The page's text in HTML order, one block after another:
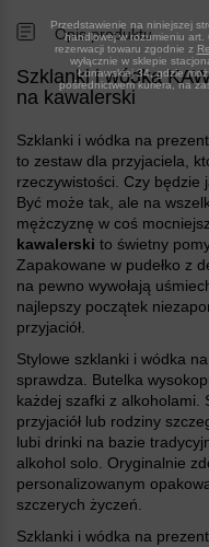
Przedstawienie na niniejszej
handlowej w rozumieniu art.
rezerwacji towaru zgodnie z
wyłącznie w sklepie
Łunawskiej 34, gdzie
pośrednictwem kuriera, na
Opis produktu
Szklanki i wódka
na kawalerski
Szklanki i wódka na
to zestaw dla przyjaciela,
rzeczywistości. Czy
Być może tak, ale na
mężczyznę w coś
kawalerski to świetny
Zapakowane w pudełko z
na pewno wywołają
najlepszy początek
przyjaciół.
Stylowe szklanki i wódka
sprawdza. Butelka
każdej szafki z alkoholami.
przyjaciół lub rodziny
lubi drinki na bazie
alkohol solo. Oryginalnie
personalizowanym
szczerych życzeń.
Szklanki i wódka na